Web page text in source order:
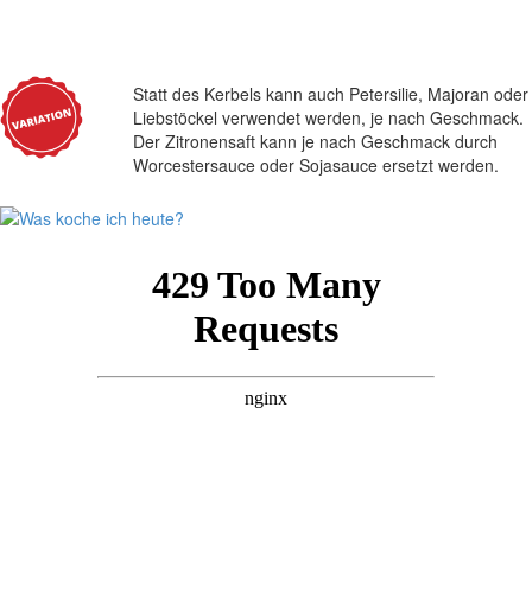
Statt des Kerbels kann auch Petersilie, Majoran oder
Liebstöckel verwendet werden, je nach Geschmack.
Der Zitronensaft kann je nach Geschmack durch
Worcestersauce oder Sojasauce ersetzt werden.